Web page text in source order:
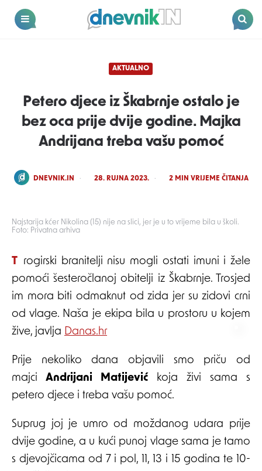
Dnevnik.in
Najstarija kćer Nikolina (15) nije na slici, jer je u to vrijeme bila u školi.
Foto: Privatna arhiva
AKTUALNO
Petero djece iz Škabrnje ostalo je
bez oca prije dvije godine. Majka
Andrijana treba vašu pomoć
POSTED
DNEVNIK.IN 28. RUJNA 2023. 2MIN VRIJEME ČITANJA
Trogirski branitelji nisu mogli ostati imuni i žele
pomoći šesteročlanoj obitelji iz Škabrnje. Trosjed
im mora biti odmaknut od zida jer su zidovi crni
od vlage. Naša je ekipa bila u prostoru u kojem
žive, javlja Danas.hr
Prije nekoliko dana objavili smo priču od
majci Andrijani Matijević koja živi sama s
petero djece i treba vašu pomoć.
Suprug joj je umro od moždanog udara prije
dvije godine, a u kući punoj vlage sama je tamo
s djevojčicama od 7 i pol, 11, 13 i 15 godina te 10-